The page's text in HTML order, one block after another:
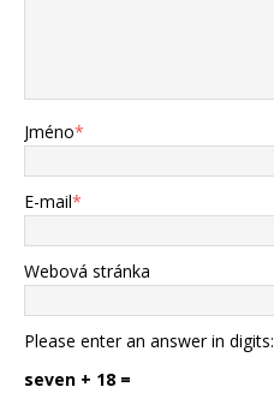
Jméno*
E-mail*
Webová stránka
Please enter an answer in digits:
seven + 18 =